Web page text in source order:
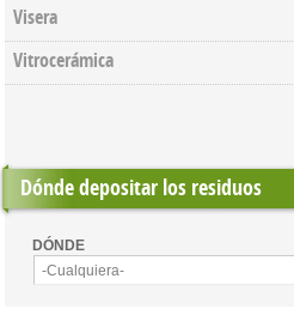
Visera
Vitrocerámica
Dónde depositar los residuos
DÓNDE
-Cualquiera-